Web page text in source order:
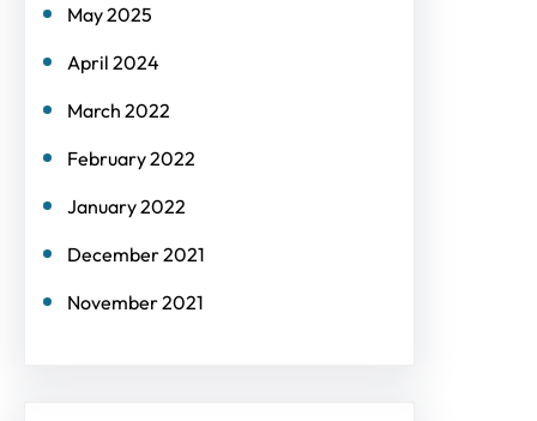
May 2025
April 2024
March 2022
February 2022
January 2022
December 2021
November 2021